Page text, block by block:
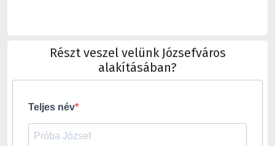
Részt veszel velünk Józsefváros
alakításában?
Teljes név